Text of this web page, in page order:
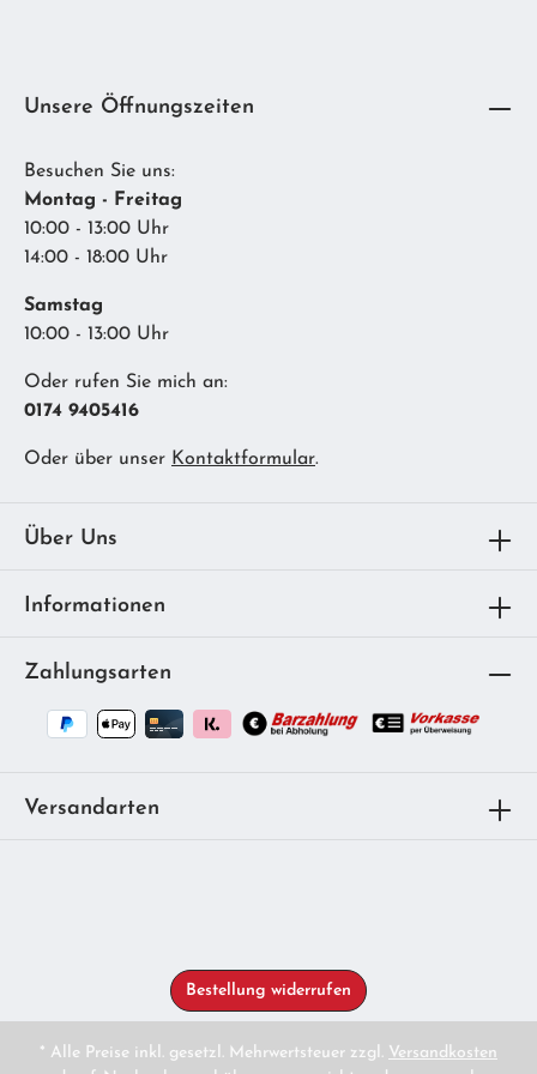
Unsere Öffnungszeiten
Besuchen Sie uns:
Montag - Freitag
10:00 - 13:00 Uhr
14:00 - 18:00 Uhr
Samstag
10:00 - 13:00 Uhr
Oder rufen Sie mich an:
0174 9405416
Oder über unser Kontaktformular.
Über Uns
Informationen
Zahlungsarten
Versandarten
Bestellung widerrufen
* Alle Preise inkl. gesetzl. Mehrwertsteuer zzgl. Versandkosten